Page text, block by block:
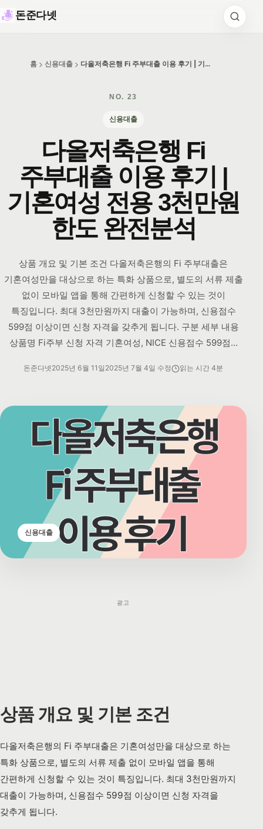
돈준다넷
홈 신용대출 다올저축은행 Fi 주부대출 이용 후기 | 기혼여성 전용 3천만원 한도 완전분석
NO. 23
신용대출
다올저축은행 Fi
주부대출 이용 후기 |
기혼여성 전용 3천만원
한도 완전분석
상품 개요 및 기본 조건 다올저축은행의 Fi 주부대출은
기혼여성만을 대상으로 하는 특화 상품으로, 별도의 서류 제출
없이 모바일 앱을 통해 간편하게 신청할 수 있는 것이
특징입니다. 최대 3천만원까지 대출이 가능하며, 신용점수
599점 이상이면 신청 자격을 갖추게 됩니다. 구분 세부 내용
상품명 Fi주부 신청 자격 기혼여성, NICE 신용점수 599점…
돈준다넷2025년 6월 11일 2025년 7월 4일 수정 읽는 시간 4분
신용대출
광고
상품 개요 및 기본 조건
다올저축은행의 Fi 주부대출은 기혼여성만을 대상으로 하는
특화 상품으로, 별도의 서류 제출 없이 모바일 앱을 통해
간편하게 신청할 수 있는 것이 특징입니다. 최대 3천만원까지
대출이 가능하며, 신용점수 599점 이상이면 신청 자격을
갖추게 됩니다.